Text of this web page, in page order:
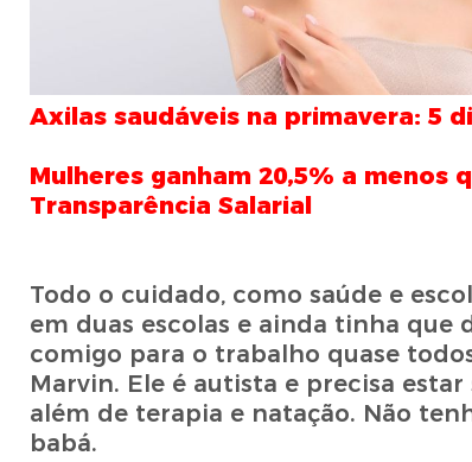
Axilas saudáveis na primavera: 5
Mulheres ganham 20,5% a menos
Transparência Salarial
Todo o cuidado, como saúde e
em duas escolas e ainda tinha
comigo para o trabalho quase
Marvin. Ele é autista e precisa
além de terapia e natação. Não
babá.